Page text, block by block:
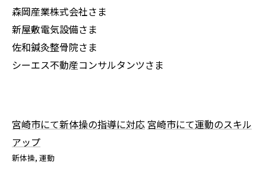
森岡産業株式会社さま
新屋敷電気設備さま
佐和鍼灸整骨院さま
シーエス不動産コンサルタンツさま
宮崎市にて新体操の指導に対応 宮崎市にて運動のスキル
アップ
新体操 運動